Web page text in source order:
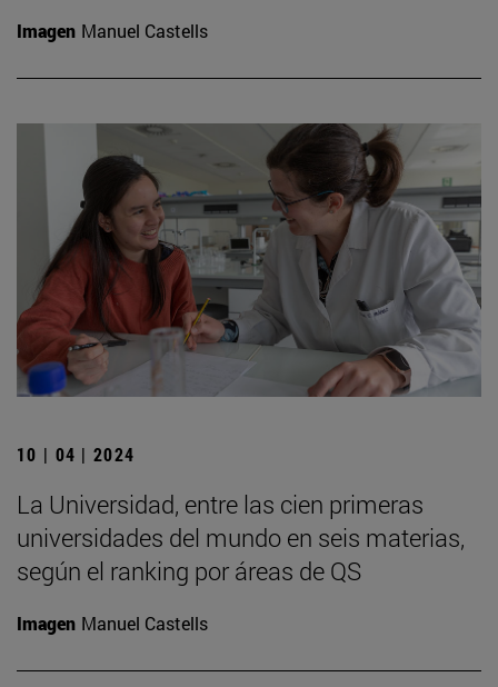
Imagen Manuel Castells
10 | 04 | 2024
La Universidad, entre las cien primeras
universidades del mundo en seis materias,
según el ranking por áreas de QS
Imagen Manuel Castells